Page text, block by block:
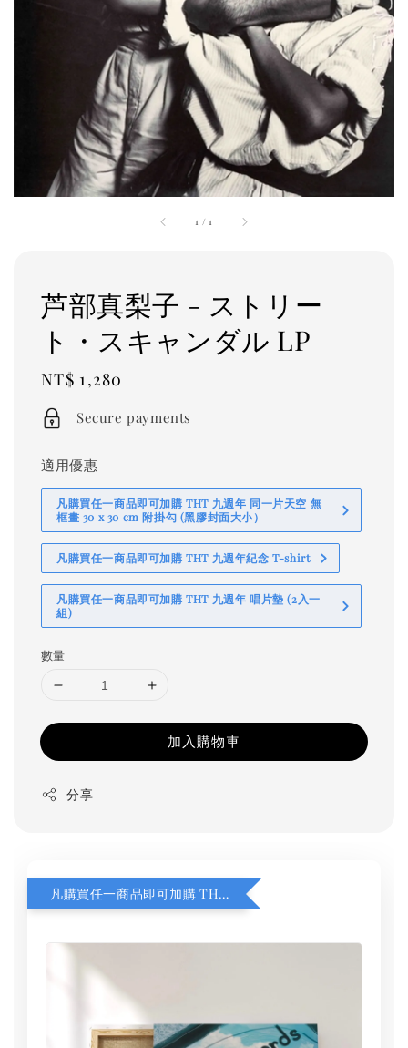
1 /1
芦部真梨子 - ストリー
ト・スキャンダル LP
Regular
price
NT$ 1,280
Secure payments
適用優惠
凡購買任一商品即可加購 THT 九週年 同一片天空 無
框畫 30 x 30 cm 附掛勾 (黑膠封面大小）
凡購買任一商品即可加購 THT 九週年紀念 T-shirt
凡購買任一商品即可加購 THT 九週年 唱片墊 (2入一
組)
數量
加入購物車
分享
凡購買任一商品即可加購 THT 九週年 同一片天空 無框畫 30 x 30 cm 附掛勾 (黑膠封面大小）